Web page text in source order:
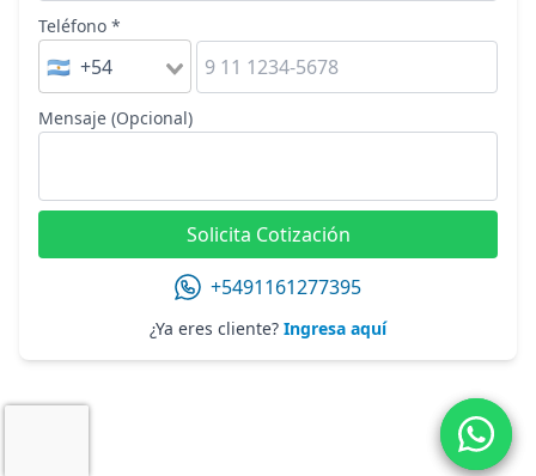
Teléfono *
🇦🇷 +54
Mensaje (Opcional)
Solicita Cotización
+5491161277395
¿Ya eres cliente? Ingresa aquí